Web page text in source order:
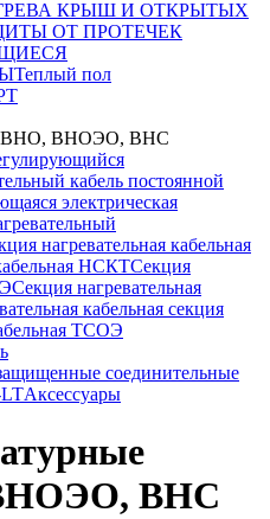
КРЫШ И ОТКРЫТЫХ
ОТ ПРОТЕЧЕК
Теплый пол
ВНО, ВНОЭО, ВНС
кабель постоянной
электрическая
нагревательная кабельная
НСКТСекция
Секция нагревательная
кабельная секция
ТСОЭ
соединительные
Аксессуары
ВНС